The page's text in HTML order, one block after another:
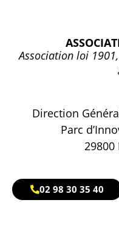
Association loi
Direction
Parc
29800
02 98 30 35 40